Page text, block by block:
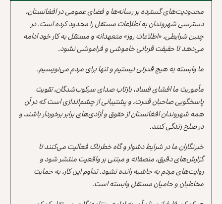
محدودیت‌های گسترده بر رسانه‌ها و فضای عمومی در افغانستان،
دسترسی شهروندان به اطلاعات مستقل را محدود کرده است. در
چنین شرایطی، «اطلاعات روز» متعهدانه و مستقل به کار خود ادامه
می‌دهد تا حقیقت قربانی خاموشی و فراموشی نشود.
ما وابسته به هیچ قدرتی نیستیم و تنها برای مردم می‌نویسیم.
مأموریت ما افشای فساد، بازتاب صدای سرکوب‌شدگان، تقویت
پاسخگویی صاحبان قدرت، و پشتیبانی از چشم‌اندازی است که در آن
همه شهروندان افغانستان از حقوق و آزادی‌های برابر برخوردار باشند و
در صلح زندگی کنند.
خبرنگاران ما در شرایط دشوار و گاه خطرناک فعالیت می‌کنند تا
گزارش‌های دقیق، منصفانه و مبتنی بر واقعیت منتشر شود و
روایت‌های مردم به حاشیه رانده نشود. تداوم این کار، به حمایت
مخاطبان و حامیان مستقل وابسته است.